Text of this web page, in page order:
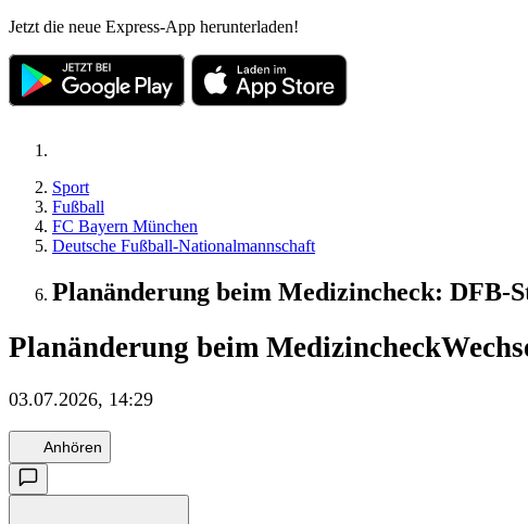
Jetzt die neue Express-App herunterladen!
Sport
Fußball
FC Bayern München
Deutsche Fußball-Nationalmannschaft
Planänderung beim Medizincheck: DFB-
Planänderung beim Medizincheck
03.07.2026, 14:29
Anhören